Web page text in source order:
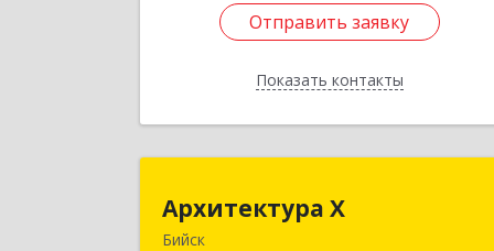
Отправить заявку
Показать контакты
Отправить заявку
Назад
Архитектура Х
Бийск